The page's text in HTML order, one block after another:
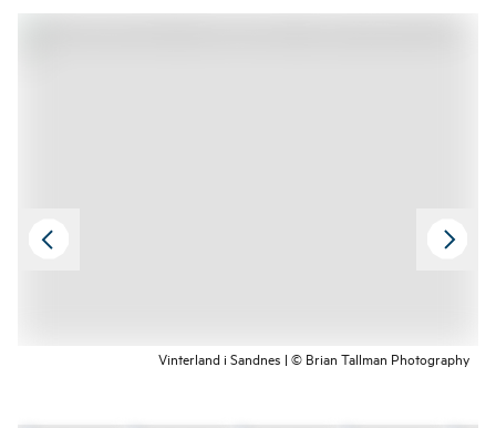
Vinterland i Sandnes | © Brian Tallman Photography